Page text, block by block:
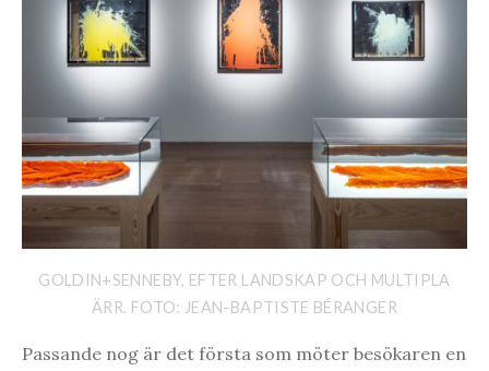
GOLDIN+SENNEBY, EFTER LANDSKAP OCH MULTIPLA
ÄRR. FOTO: JEAN-BAPTISTE BÉRANGER
Passande nog är det första som möter besökaren en